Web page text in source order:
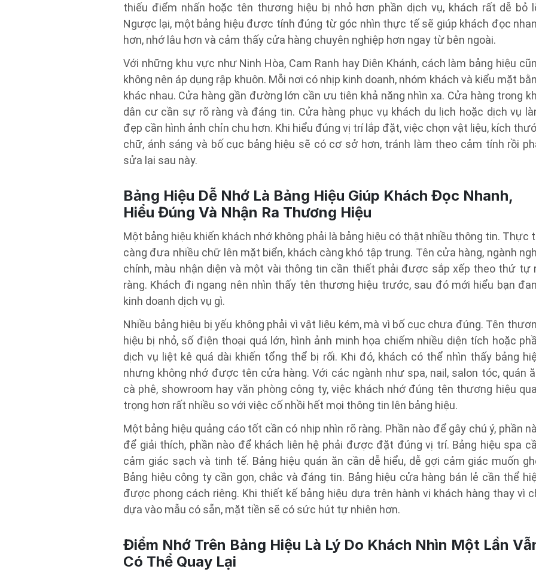
thiếu điểm nhấn hoặc tên thương hiệu bị nhỏ hơn phần dịch vụ, khách rất dễ bỏ
Ngược lại, một bảng hiệu được tính đúng từ góc nhìn thực tế sẽ giúp khách đọc
hơn, nhớ lâu hơn và cảm thấy cửa hàng chuyên nghiệp hơn ngay từ bên ngoài.
Với những khu vực như Ninh Hòa, Cam Ranh hay Diên Khánh, cách làm bảng hiệu
không nên áp dụng rập khuôn. Mỗi nơi có nhịp kinh doanh, nhóm khách và kiểu mặt
khác nhau. Cửa hàng gần đường lớn cần ưu tiên khả năng nhìn xa. Cửa hàng trong
dân cư cần sự rõ ràng và đáng tin. Cửa hàng phục vụ khách du lịch hoặc dịch vụ
đẹp cần hình ảnh chỉn chu hơn. Khi hiểu đúng vị trí lắp đặt, việc chọn vật liệu, kích
chữ, ánh sáng và bố cục bảng hiệu sẽ có cơ sở hơn, tránh làm theo cảm tính rồi
sửa lại sau này.
Bảng Hiệu Dễ Nhớ Là Bảng Hiệu Giúp Khách Đọc Nhanh,
Hiểu Đúng Và Nhận Ra Thương Hiệu
Một bảng hiệu khiến khách nhớ không phải là bảng hiệu có thật nhiều thông tin. Thực
càng đưa nhiều chữ lên mặt biển, khách càng khó tập trung. Tên cửa hàng, ngành
chính, màu nhận diện và một vài thông tin cần thiết phải được sắp xếp theo thứ tự
ràng. Khách đi ngang nên nhìn thấy tên thương hiệu trước, sau đó mới hiểu bạn
kinh doanh dịch vụ gì.
Nhiều bảng hiệu bị yếu không phải vì vật liệu kém, mà vì bố cục chưa đúng. Tên
hiệu bị nhỏ, số điện thoại quá lớn, hình ảnh minh họa chiếm nhiều diện tích hoặc
dịch vụ liệt kê quá dài khiến tổng thể bị rối. Khi đó, khách có thể nhìn thấy bảng
nhưng không nhớ được tên cửa hàng. Với các ngành như spa, nail, salon tóc, quán
cà phê, showroom hay văn phòng công ty, việc khách nhớ đúng tên thương hiệu
trọng hơn rất nhiều so với việc cố nhồi hết mọi thông tin lên bảng hiệu.
Một bảng hiệu quảng cáo tốt cần có nhịp nhìn rõ ràng. Phần nào để gây chú ý, phần
để giải thích, phần nào để khách liên hệ phải được đặt đúng vị trí. Bảng hiệu spa
cảm giác sạch và tinh tế. Bảng hiệu quán ăn cần dễ hiểu, dễ gợi cảm giác muốn
Bảng hiệu công ty cần gọn, chắc và đáng tin. Bảng hiệu cửa hàng bán lẻ cần thể
được phong cách riêng. Khi thiết kế bảng hiệu dựa trên hành vi khách hàng thay vì
dựa vào mẫu có sẵn, mặt tiền sẽ có sức hút tự nhiên hơn.
Điểm Nhớ Trên Bảng Hiệu Là Lý Do Khách Nhìn Một Lần
Có Thể Quay Lại